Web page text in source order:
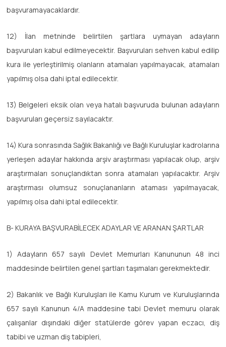
başvuramayacaklardır.
12) İlan metninde belirtilen şartlara uymayan adayların
başvuruları kabul edilmeyecektir. Başvuruları sehven kabul edilip
kura ile yerleştirilmiş olanların atamaları yapılmayacak, atamaları
yapılmış olsa dahi iptal edilecektir.
13) Belgeleri eksik olan veya hatalı başvuruda bulunan adayların
başvuruları geçersiz sayılacaktır.
14) Kura sonrasında Sağlık Bakanlığı ve Bağlı Kuruluşlar kadrolarına
yerleşen adaylar hakkında arşiv araştırması yapılacak olup, arşiv
araştırmaları sonuçlandıktan sonra atamaları yapılacaktır. Arşiv
araştırması olumsuz sonuçlananların ataması yapılmayacak,
yapılmış olsa dahi iptal edilecektir.
B- KURAYA BAŞVURABİLECEK ADAYLAR VE ARANAN ŞARTLAR
1) Adayların 657 sayılı Devlet Memurları Kanununun 48 inci
maddesinde belirtilen genel şartları taşımaları gerekmektedir.
2) Bakanlık ve Bağlı Kuruluşları ile Kamu Kurum ve Kuruluşlarında
657 sayılı Kanunun 4/A maddesine tabi Devlet memuru olarak
çalışanlar dışındaki diğer statülerde görev yapan eczacı, diş
tabibi ve uzman diş tabipleri,